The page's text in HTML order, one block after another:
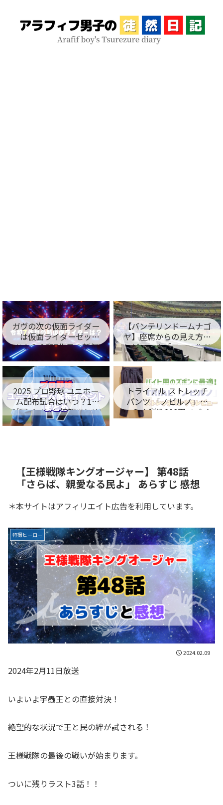
ガヴの次の仮面ライダー
は仮面ライダーゼッ
ツ！？令和7作目の新仮
面ライダー名が判明！
【バンテリンドームナゴ
ヤ】座席からの見え方を
レビュー！「フィールド
シート編」
2025 プロ野球 ユニホー
ム配布試合はいつ？12
球団イベント情報まとめ
トライアル ストレッチ
パンツ 「ノビルノ」口
コミ！税込998円でバイ
ト用のズボンに最適！
【王様戦隊キングオージャー】 第48話
「さらば、親愛なる民よ」 あらすじ 感想
＊本サイトはアフィリエイト広告を利用しています。
特撮ヒーロー
2024.02.09
2024年2月11日放送
いよいよ宇蟲王との直接対決！
絶望的な状況で王と民の絆が試される！
王様戦隊の最後の戦いが始まります。
ついに残りラスト3話！！